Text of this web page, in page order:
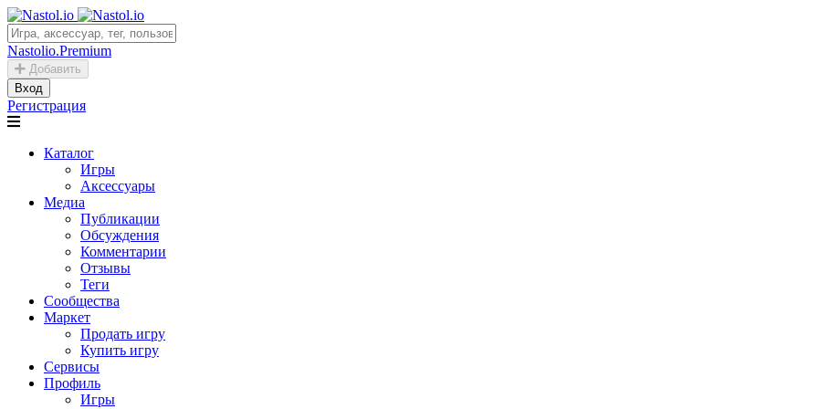
Nastolio.Premium
Добавить
Вход
Регистрация
Каталог
Игры
Аксессуары
Медиа
Публикации
Обсуждения
Комментарии
Отзывы
Теги
Сообщества
Маркет
Продать игру
Купить игру
Сервисы
Профиль
Игры